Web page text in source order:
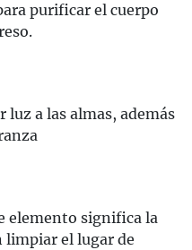
purificar el cuerpo
luz a las almas, además
elemento significa la
limpiar el lugar de